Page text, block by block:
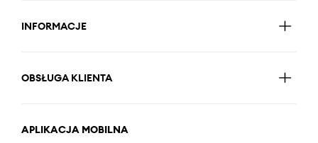
INFORMACJE
OBSŁUGA KLIENTA
APLIKACJA MOBILNA